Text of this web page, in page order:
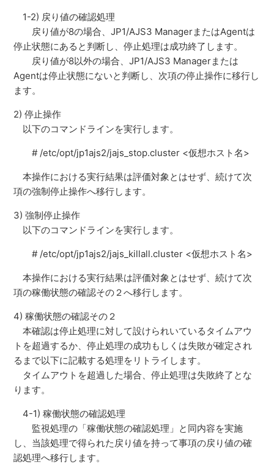
1-2) 戻り値の確認処理
戻り値が8の場合、JP1/AJS3 ManagerまたはAgentは
停止状態にあると判断し、停止処理は成功終了します。
戻り値が8以外の場合、JP1/AJS3 Managerまたは
Agentは停止状態にないと判断し、次項の停止操作に移行し
ます。
2) 停止操作
以下のコマンドラインを実行します。
# /etc/opt/jp1ajs2/jajs_stop.cluster <仮想ホスト名>
本操作における実行結果は評価対象とはせず、続けて次
項の強制停止操作へ移行します。
3) 強制停止操作
以下のコマンドラインを実行します。
# /etc/opt/jp1ajs2/jajs_killall.cluster <仮想ホスト名>
本操作における実行結果は評価対象とはせず、続けて次
項の稼働状態の確認その２へ移行します。
4) 稼働状態の確認その２
本確認は停止処理に対して設けられいているタイムアウ
トを超過するか、停止処理の成功もしくは失敗が確定され
るまで以下に記載する処理をリトライします。
タイムアウトを超過した場合、停止処理は失敗終了とな
ります。
4-1) 稼働状態の確認処理
監視処理の「稼働状態の確認処理」と同内容を実施
し、当該処理で得られた戻り値を持って事項の戻り値の確
認処理へ移行します。